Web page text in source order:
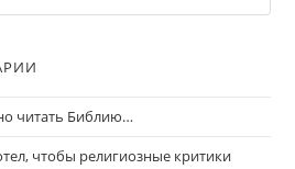
читать Библию…
чтобы религиозные критики